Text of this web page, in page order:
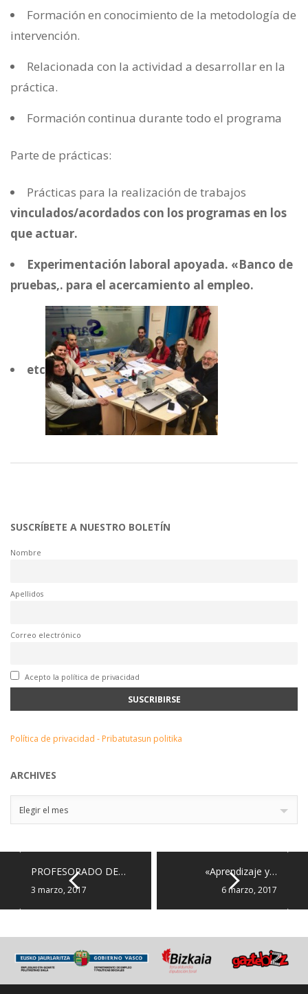
Formación en conocimiento de la metodología de
intervención.
Relacionada con la actividad a desarrollar en la
práctica.
Formación continua durante todo el programa
Parte de prácticas:
Prácticas para la realización de trabajos
vinculados/acordados con los programas en los
que actuar.
Experimentación laboral apoyada. «Banco de
pruebas,. para el acercamiento al empleo.
etc
SUSCRÍBETE A NUESTRO BOLETÍN
Nombre
Apellidos
Correo electrónico
Acepto la política de privacidad
Política de privacidad - Pribatutasun politika
ARCHIVES
Elegir el mes
PROFESORADO DE…
3 marzo, 2017
«Aprendizaje y…
6 marzo, 2017